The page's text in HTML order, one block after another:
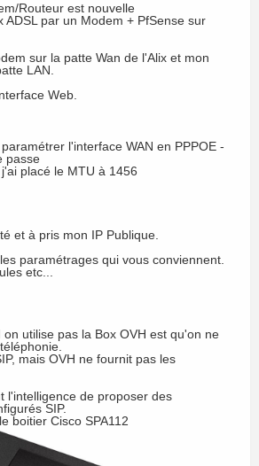
Routeur est nouvelle
ADSL par un Modem + PfSense sur
sur la patte Wan de l'Alix et mon
LAN.
Web.
l'interface WAN en PPPOE -
passe
placé le MTU à 1456
et à pris mon IP Publique.
paramétrages qui vous conviennent.
etc...
utilise pas la Box OVH est qu'on ne
mais OVH ne fournit pas les
l'intelligence de proposer des
SIP.
boitier Cisco SPA112